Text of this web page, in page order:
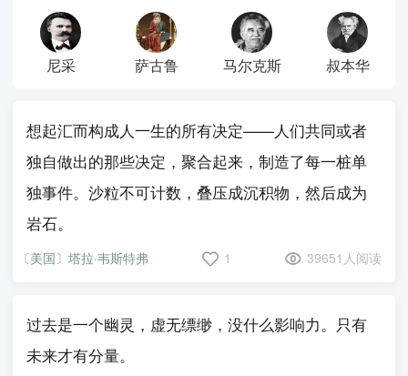
尼采 萨古鲁 马尔克斯 叔本华
想起汇而构成人一生的所有决定——人们共同或者
独自做出的那些决定，聚合起来，制造了每一桩单
独事件。沙粒不可计数，叠压成沉积物，然后成为
岩石。
〔美国〕塔拉·韦斯特弗 1 39651人阅读
过去是一个幽灵，虚无缥缈，没什么影响力。只有
未来才有分量。